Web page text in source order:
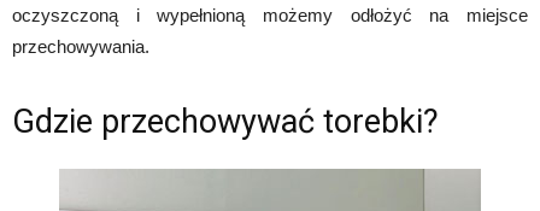
oczyszczoną i wypełnioną możemy odłożyć na miejsce
przechowywania.
Gdzie przechowywać torebki?